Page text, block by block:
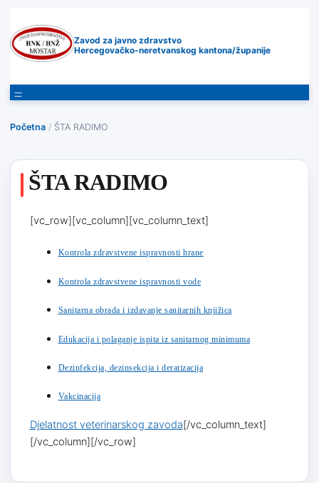
Zavod za javno zdravstvo
Hercegovačko-neretvanskog kantona/županije
Početna / ŠTA RADIMO
ŠTA RADIMO
[vc_row][vc_column][vc_column_text]
Kontrola zdravstvene ispravnosti hrane
Kontrola zdravstvene ispravnosti vode
Sanitarna obrada i izdavanje sanitarnih knjižica
Edukacija i polaganje ispita iz sanitarnog minimuma
Dezinfekcija, dezinsekcija i deratizacija
Vakcinacija
Djelatnost veterinarskog zavoda[/vc_column_text]
[/vc_column][/vc_row]